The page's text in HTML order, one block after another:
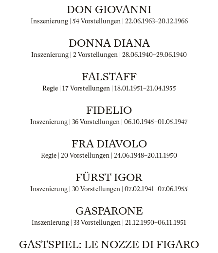
DON GIOVANNI
Inszenierung | 54 Vorstellungen | 22.06.1963–20.12.1966
DONNA DIANA
Inszenierung | 2 Vorstellungen | 28.06.1940–29.06.1940
FALSTAFF
Regie | 17 Vorstellungen | 18.01.1951–21.04.1955
FIDELIO
Inszenierung | 36 Vorstellungen | 06.10.1945–01.05.1947
FRA DIAVOLO
Regie | 20 Vorstellungen | 24.06.1948–20.11.1950
FÜRST IGOR
Inszenierung | 30 Vorstellungen | 07.02.1941–07.06.1955
GASPARONE
Inszenierung | 33 Vorstellungen | 21.12.1950–06.11.1951
GASTSPIEL: LE NOZZE DI FIGARO